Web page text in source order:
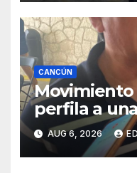
CANCÚN
Movimiento
perfila a
AUG 6, 2026